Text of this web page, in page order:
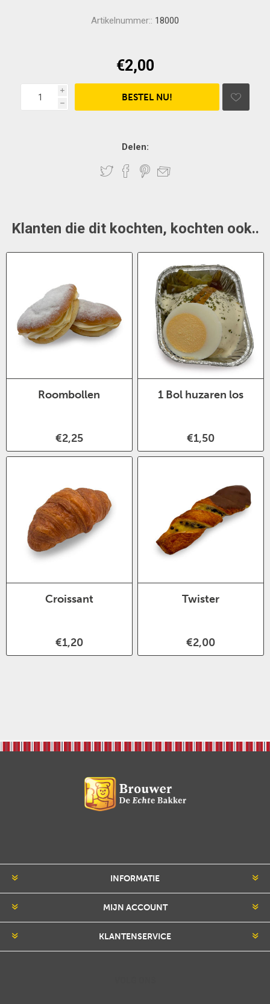
Artikelnummer:: 18000
€2,00
i
h
Delen:
Klanten die dit kochten, kochten ook..
Roombollen
€2,25
1 Bol huzaren los
€1,50
Croissant
€1,20
Twister
€2,00
INFORMATIE
MIJN ACCOUNT
KLANTENSERVICE